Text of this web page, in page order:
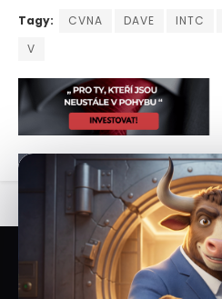
Eric Jackson, zakladatel
Tagy: CVNA DAVE INTC
V
Veškeré informace a materiály
Burzovního Světa vycházejí z veřejně